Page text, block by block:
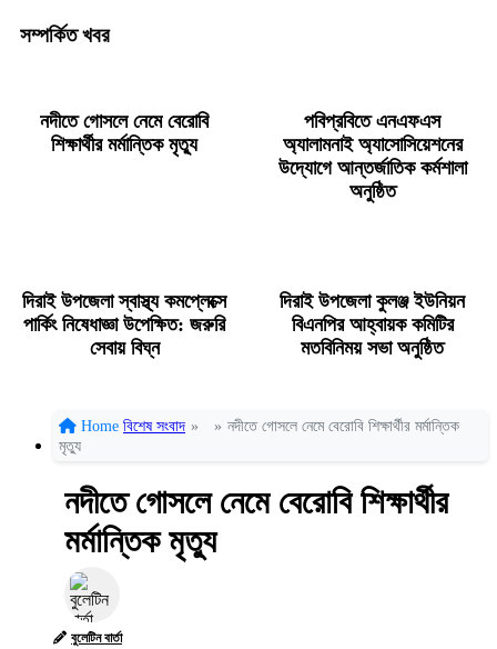
সম্পর্কিত খবর
নদীতে গোসলে নেমে বেরোবি
শিক্ষার্থীর মর্মান্তিক মৃত্যু
পবিপ্রবিতে এনএফএস
অ্যালামনাই অ্যাসোসিয়েশনের
উদ্যোগে আন্তর্জাতিক কর্মশালা
অনুষ্ঠিত
দিরাই উপজেলা স্বাস্থ্য কমপ্লেক্সে
পার্কিং নিষেধাজ্ঞা উপেক্ষিত: জরুরি
সেবায় বিঘ্ন
দিরাই উপজেলা কুলঞ্জ ইউনিয়ন
বিএনপির আহ্বায়ক কমিটির
মতবিনিময় সভা অনুষ্ঠিত
Home বিশেষ সংবাদ » » নদীতে গোসলে নেমে বেরোবি শিক্ষার্থীর মর্মান্তিক
মৃত্যু
নদীতে গোসলে নেমে বেরোবি শিক্ষার্থীর
মর্মান্তিক মৃত্যু
বুলেটিন বার্তা